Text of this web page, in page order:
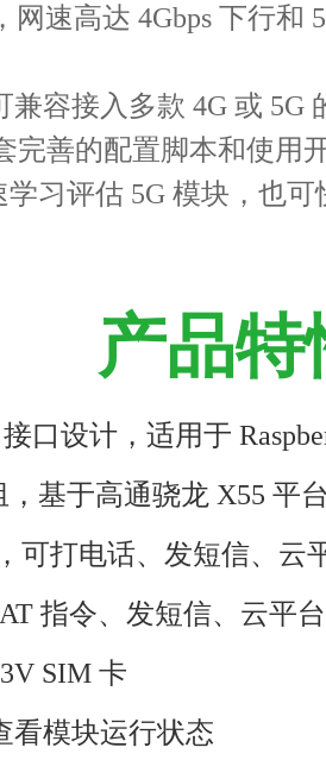
速高达 4Gbps 下行和
容接入多款 4G 或 5G
完善的配置脚本和使用
习评估 5G 模块，也
产品特
口设计，适用于
基于高通骁龙 X55 平
可打电话、发短信、云
指令、发短信、云平
SIM 卡
看模块运行状态